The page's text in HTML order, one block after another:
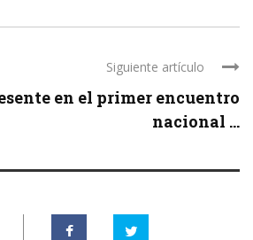
Siguiente artículo
en el primer encuentro
nacional ...